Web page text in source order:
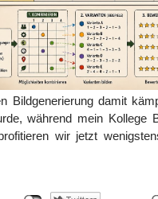
Bildgenerierung damit
während mein Kollege
wir jetzt